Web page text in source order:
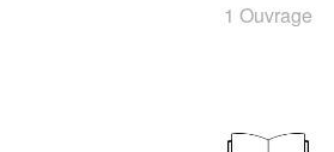
1 Ouvrage